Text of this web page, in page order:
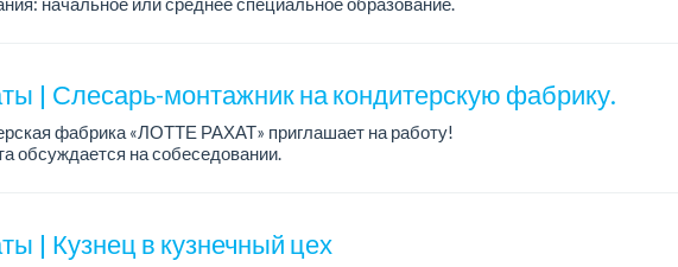
| Слесарь-монтажник на кондитерскую фабрику.
фабрика «ЛОТТЕ РАХАТ» приглашает на работу!
обсуждается на собеседовании.
| Кузнец в кузнечный цех